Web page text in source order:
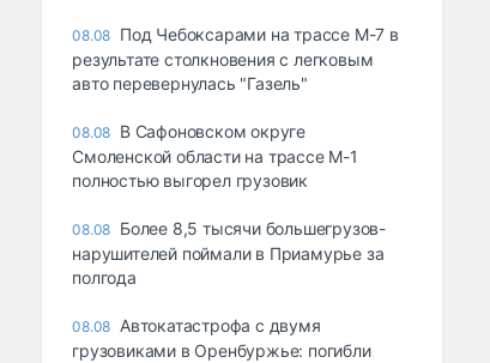
08.08 Под Чебоксарами на трассе М-7 в
результате столкновения с легковым
авто перевернулась "Газель"
08.08 В Сафоновском округе
Смоленской области на трассе М-1
полностью выгорел грузовик
08.08 Более 8,5 тысячи большегрузов-
нарушителей поймали в Приамурье за
полгода
08.08 Автокатастрофа с двумя
грузовиками в Оренбуржье: погибли